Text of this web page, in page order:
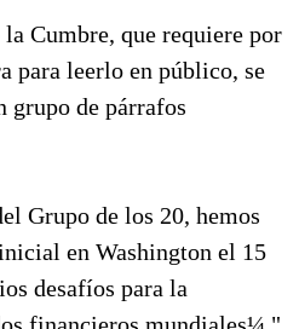
Cumbre, que requiere por
para leerlo en público, se
grupo de párrafos
Grupo de los 20, hemos
en Washington el 15
desafíos para la